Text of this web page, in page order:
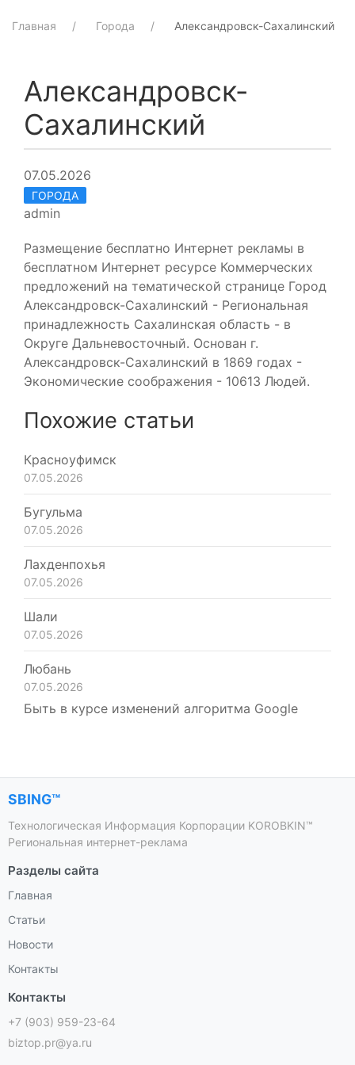
Главная Города Александровск-Сахалинский
Александровск-
Сахалинский
07.05.2026
ГОРОДА
admin
Размещение бесплатно Интернет рекламы в
бесплатном Интернет ресурсе Коммерческих
предложений на тематической странице Город
Александровск-Сахалинский - Региональная
принадлежность Сахалинская область - в
Округе Дальневосточный. Основан г.
Александровск-Сахалинский в 1869 годах -
Экономические соображения - 10613 Людей.
Похожие статьи
Красноуфимск
07.05.2026
Бугульма
07.05.2026
Лахденпохья
07.05.2026
Шали
07.05.2026
Любань
07.05.2026
Быть в курсе изменений алгоритма Google
SBING™
Технологическая Информация Корпорации KOROBKIN™
Региональная интернет-реклама
Разделы сайта
Главная
Статьи
Новости
Контакты
Контакты
+7 (903) 959-23-64
biztop.pr@ya.ru